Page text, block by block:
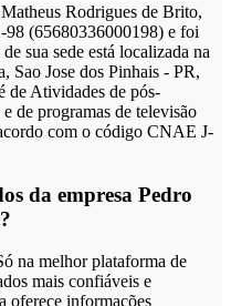
Rodrigues de Brito,
(65680336000198) e foi
sua sede está localizada na
Sao Jose dos Pinhais - PR,
de Atividades de pós-
de programas de televisão
com o código CNAE J-
da empresa Pedro
na melhor plataforma de
mais confiáveis e
oferece informações